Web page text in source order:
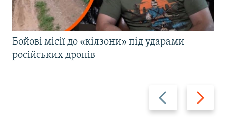
Назад Вперед
Бойові місії до «кілзони» під ударами
російських дронів